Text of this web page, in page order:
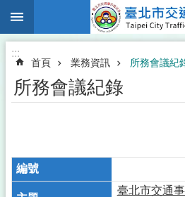
跳到主要內容區塊
:::
首頁 業務資訊 所務會議紀
所務會議紀錄
臺北市交通